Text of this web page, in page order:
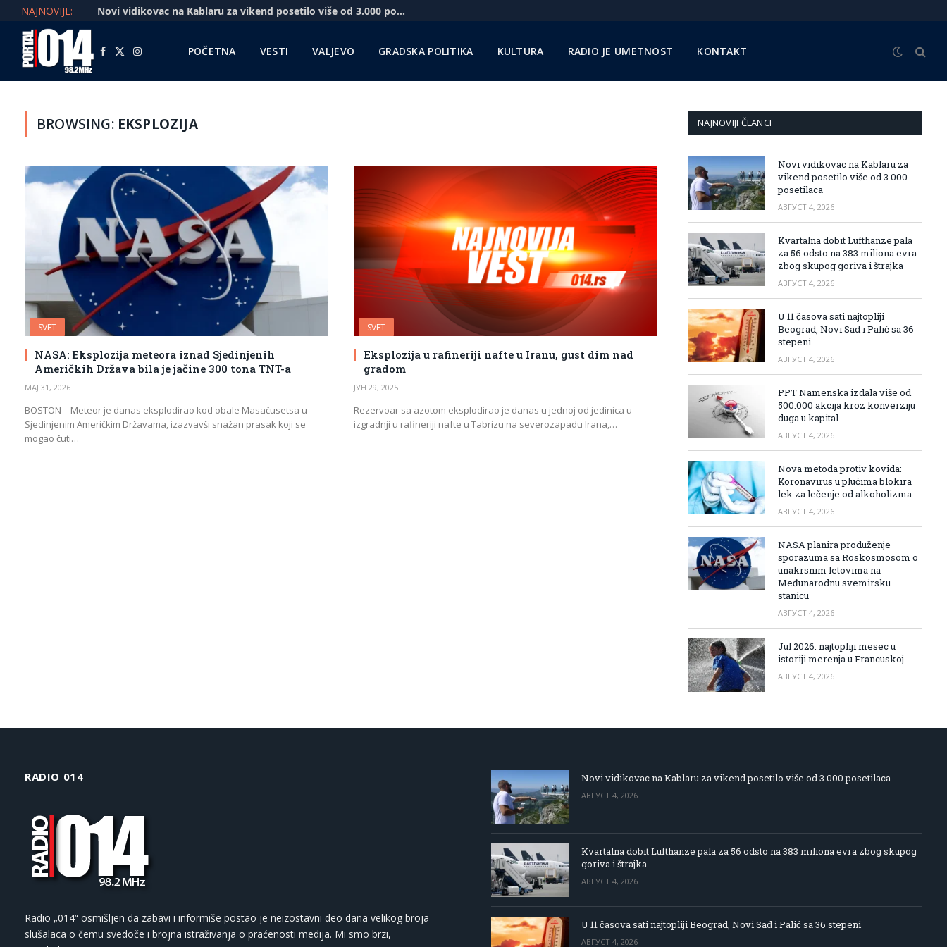
NAJNOVIJE: Novi vidikovac na Kablaru za vikend posetilo više od 3.000 posetilaca
Facebook
X
Instagram POČETNA VESTI VALJEVO GRADSKA POLITIKA KULTURA RADIO JE UMETNOST KONTAKT
BROWSING: EKSPLOZIJA
SVET
NASA: Eksplozija meteora iznad Sjedinjenih
Američkih Država bila je jačine 300 tona TNT-a
МАЈ 31, 2026
BOSTON – Meteor je danas eksplodirao kod obale Masačusetsa u
Sjedinjenim Američkim Državama, izazvavši snažan prasak koji se
mogao čuti…
SVET
Eksplozija u rafineriji nafte u Iranu, gust dim nad
gradom
ЈУН 29, 2025
Rezervoar sa azotom eksplodirao je danas u jednoj od jedinica u
izgradnji u rafineriji nafte u Tabrizu na severozapadu Irana,…
NAJNOVIJI ČLANCI
Novi vidikovac na Kablaru za
vikend posetilo više od 3.000
posetilaca
АВГУСТ 4, 2026
Kvartalna dobit Lufthanze pala
za 56 odsto na 383 miliona evra
zbog skupog goriva i štrajka
АВГУСТ 4, 2026
U 11 časova sati najtopliji
Beograd, Novi Sad i Palić sa 36
stepeni
АВГУСТ 4, 2026
PPT Namenska izdala više od
500.000 akcija kroz konverziju
duga u kapital
АВГУСТ 4, 2026
Nova metoda protiv kovida:
Koronavirus u plućima blokira
lek za lečenje od alkoholizma
АВГУСТ 4, 2026
NASA planira produženje
sporazuma sa Roskosmosom o
unakrsnim letovima na
Međunarodnu svemirsku
stanicu
АВГУСТ 4, 2026
Jul 2026. najtopliji mesec u
istoriji merenja u Francuskoj
АВГУСТ 4, 2026
RADIO 014
Radio „014“ osmišljen da zabavi i informiše postao je neizostavni deo dana velikog broja
slušalaca o čemu svedoče i brojna istraživanja o praćenosti medija. Mi smo brzi,
Novi vidikovac na Kablaru za vikend posetilo više od 3.000 posetilaca
АВГУСТ 4, 2026
Kvartalna dobit Lufthanze pala za 56 odsto na 383 miliona evra zbog skupog
goriva i štrajka
АВГУСТ 4, 2026
U 11 časova sati najtopliji Beograd, Novi Sad i Palić sa 36 stepeni
АВГУСТ 4, 2026